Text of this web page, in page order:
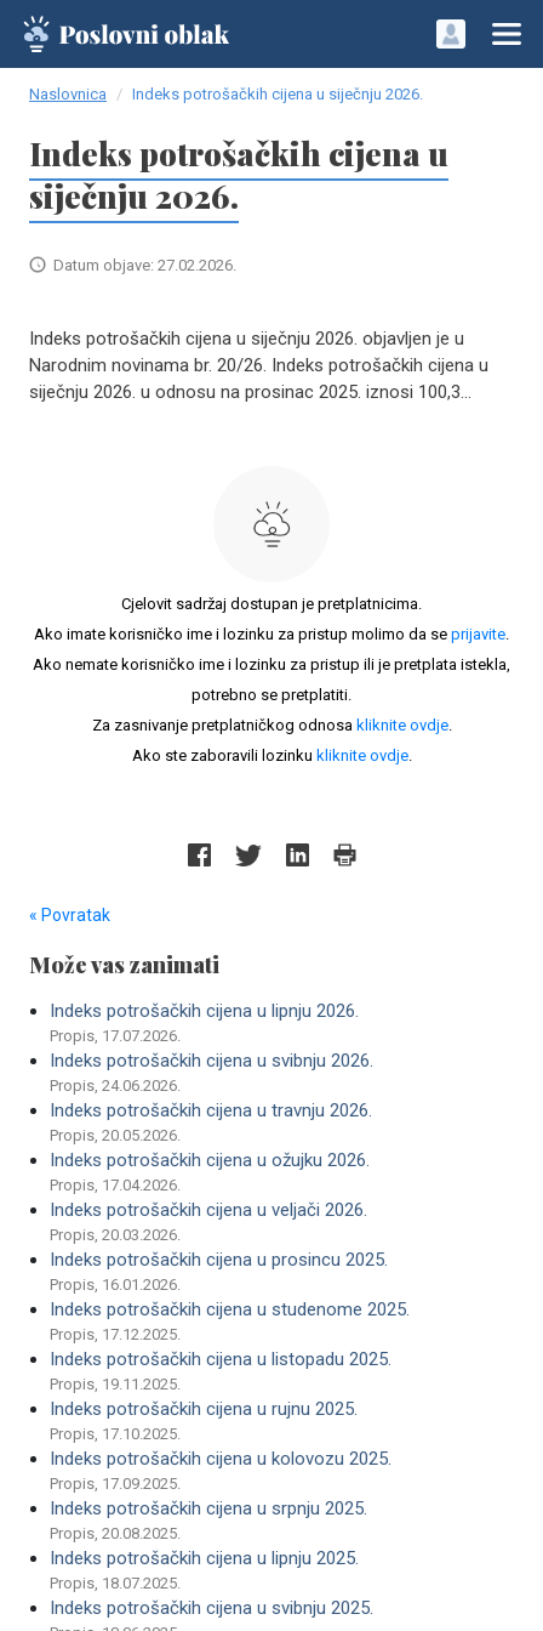
Naslovnica Indeks potrošačkih cijena u siječnju 2026.
Indeks potrošačkih cijena u
siječnju 2026.
Datum objave: 27.02.2026.
Indeks potrošačkih cijena u siječnju 2026. objavljen je u
Narodnim novinama br. 20/26. Indeks potrošačkih cijena u
siječnju 2026. u odnosu na prosinac 2025. iznosi 100,3...
Cjelovit sadržaj dostupan je pretplatnicima.
Ako imate korisničko ime i lozinku za pristup molimo da se prijavite.
Ako nemate korisničko ime i lozinku za pristup ili je pretplata istekla,
potrebno se pretplatiti.
Za zasnivanje pretplatničkog odnosa kliknite ovdje.
Ako ste zaboravili lozinku kliknite ovdje.
« Povratak
Može vas zanimati
Indeks potrošačkih cijena u lipnju 2026.
Propis, 17.07.2026.
Indeks potrošačkih cijena u svibnju 2026.
Propis, 24.06.2026.
Indeks potrošačkih cijena u travnju 2026.
Propis, 20.05.2026.
Indeks potrošačkih cijena u ožujku 2026.
Propis, 17.04.2026.
Indeks potrošačkih cijena u veljači 2026.
Propis, 20.03.2026.
Indeks potrošačkih cijena u prosincu 2025.
Propis, 16.01.2026.
Indeks potrošačkih cijena u studenome 2025.
Propis, 17.12.2025.
Indeks potrošačkih cijena u listopadu 2025.
Propis, 19.11.2025.
Indeks potrošačkih cijena u rujnu 2025.
Propis, 17.10.2025.
Indeks potrošačkih cijena u kolovozu 2025.
Propis, 17.09.2025.
Indeks potrošačkih cijena u srpnju 2025.
Propis, 20.08.2025.
Indeks potrošačkih cijena u lipnju 2025.
Propis, 18.07.2025.
Indeks potrošačkih cijena u svibnju 2025.